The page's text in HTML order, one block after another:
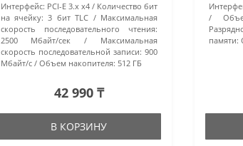
Интерфейс: PCI-E 3.x x4
Количество бит
на ячейку: 3 бит TLC
Максимальная
скорость последовательного чтения:
2500 Мбайт/сек
Максимальная
скорость последовательной записи: 900
Мбайт/с
Объем накопителя: 512 ГБ
42 990 ₸
В КОРЗИНУ
памяти: